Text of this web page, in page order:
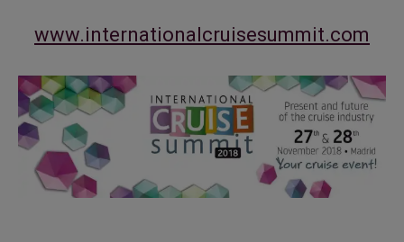
www.internationalcruisesummit.com